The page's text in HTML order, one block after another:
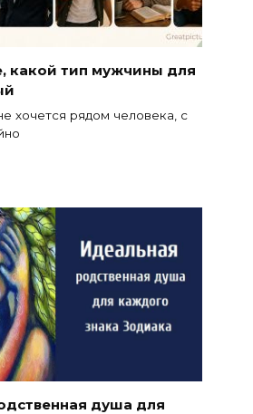
какой тип мужчины для
хочется рядом человека, с
душа для